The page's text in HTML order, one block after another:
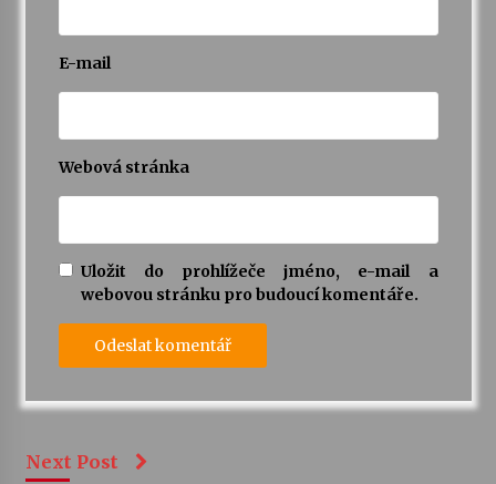
E-mail
Webová stránka
Uložit do prohlížeče jméno, e-mail a
webovou stránku pro budoucí komentáře.
Next Post